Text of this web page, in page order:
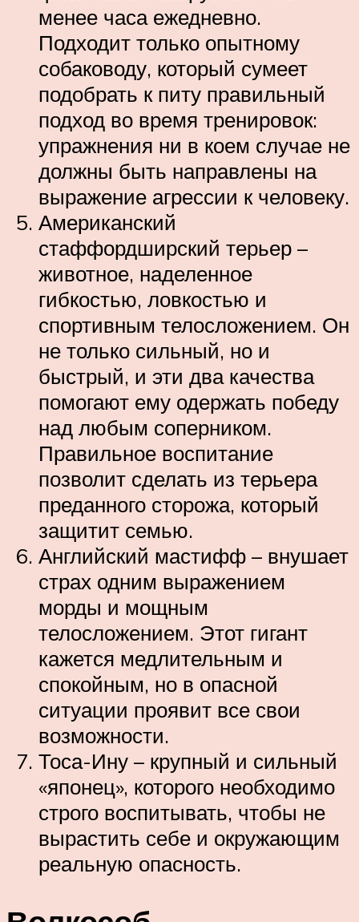
менее часа ежедневно.
Подходит только опытному
собаководу, который сумеет
подобрать к питу правильный
подход во время тренировок:
упражнения ни в коем случае не
должны быть направлены на
выражение агрессии к человеку.
Американский
стаффордширский терьер –
животное, наделенное
гибкостью, ловкостью и
спортивным телосложением. Он
не только сильный, но и
быстрый, и эти два качества
помогают ему одержать победу
над любым соперником.
Правильное воспитание
позволит сделать из терьера
преданного сторожа, который
защитит семью.
Английский мастифф – внушает
страх одним выражением
морды и мощным
телосложением. Этот гигант
кажется медлительным и
спокойным, но в опасной
ситуации проявит все свои
возможности.
Тоса-Ину – крупный и сильный
«японец», которого необходимо
строго воспитывать, чтобы не
вырастить себе и окружающим
реальную опасность.